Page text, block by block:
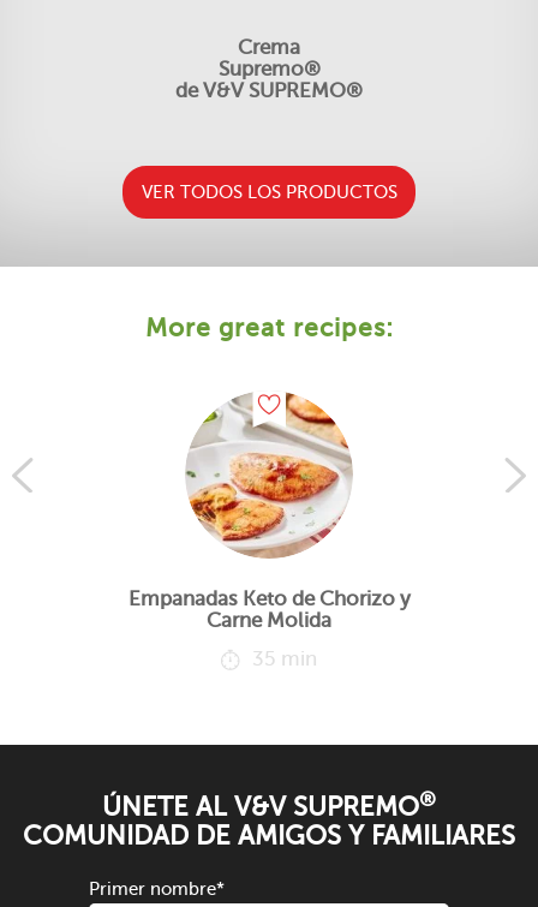
Crema
Supremo®
de V&V SUPREMO®
VER TODOS LOS PRODUCTOS
More great recipes:
Empanadas Keto de Chorizo y
Carne Molida
35 min
ÚNETE AL V&V SUPREMO®
COMUNIDAD DE AMIGOS Y FAMILIARES
Primer nombre*